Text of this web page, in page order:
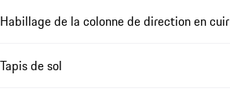
Habillage de la colonne de direction en cuir
Tapis de sol